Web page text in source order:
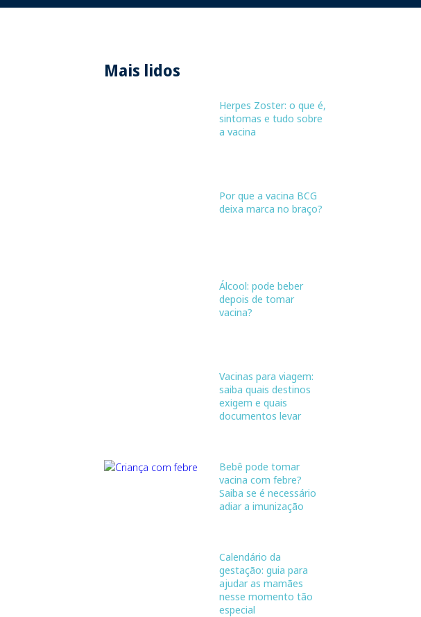
Mais lidos
Herpes Zoster: o que é,
sintomas e tudo sobre
a vacina
Por que a vacina BCG
deixa marca no braço?
Álcool: pode beber
depois de tomar
vacina?
Vacinas para viagem:
saiba quais destinos
exigem e quais
documentos levar
Bebê pode tomar
vacina com febre?
Saiba se é necessário
adiar a imunização
Calendário da
gestação: guia para
ajudar as mamães
nesse momento tão
especial